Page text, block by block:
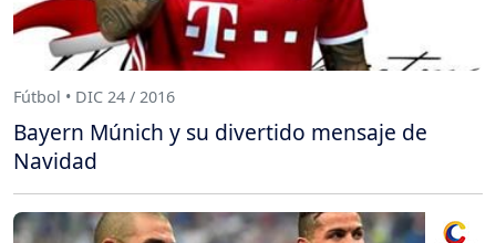
Fútbol • DIC 24 / 2016
Bayern Múnich y su divertido mensaje de
Navidad